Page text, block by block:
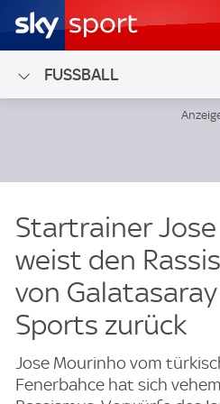
FUSSBALL
Startrainer
weist den
von
Sports zurück
Jose Mourinho vom
Fenerbahce hat sich